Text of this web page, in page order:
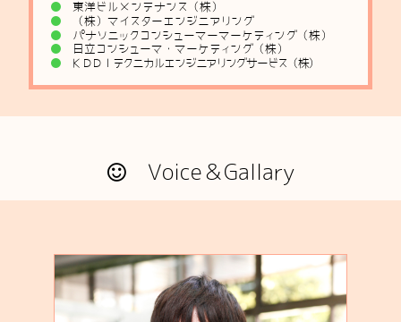
東洋ビルメンテナンス（株）
（株）マイスターエンジニアリング
パナソニックコンシューマーマーケティング（株）
日立コンシューマ・マーケティング（株）
ＫＤＤＩテクニカルエンジニアリングサービス（株）
Voice＆Gallary